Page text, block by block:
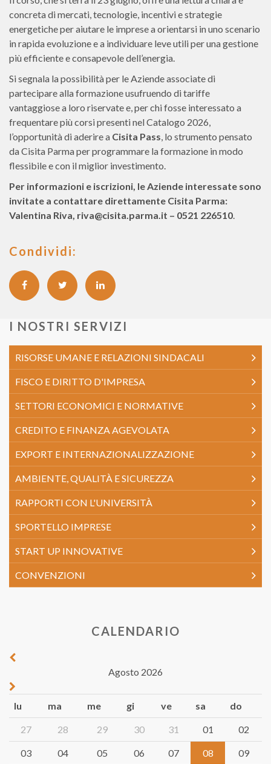
concreta di mercati, tecnologie, incentivi e strategie
energetiche per aiutare le imprese a orientarsi in uno scenario
in rapida evoluzione e a individuare leve utili per una gestione
più efficiente e consapevole dell’energia.
Si segnala la possibilità per le Aziende associate di
partecipare alla formazione usufruendo di tariffe
vantaggiose a loro riservate e, per chi fosse interessato a
frequentare più corsi presenti nel Catalogo 2026,
l’opportunità di aderire a Cisita Pass, lo strumento pensato
da Cisita Parma per programmare la formazione in modo
flessibile e con il miglior investimento.
Per informazioni e iscrizioni, le Aziende interessate sono
invitate a contattare direttamente Cisita Parma:
Valentina Riva, riva@cisita.parma.it – 0521 226510.
Condividi:
I NOSTRI SERVIZI
RISORSE UMANE E RELAZIONI SINDACALI
FISCO E DIRITTO D'IMPRESA
SETTORI ECONOMICI E NORMATIVE
CREDITO E FINANZA AGEVOLATA
EXPORT E INTERNAZIONALIZZAZIONE
AMBIENTE, QUALITÀ E SICUREZZA
RAPPORTI CON L'UNIVERSITÀ
SPORTELLO IMPRESE
START UP INNOVATIVE
CONVENZIONI
CALENDARIO
Agosto 2026
lu ma me gi ve sa do
27 28 29 30 31 01 02
03 04 05 06 07 08 09